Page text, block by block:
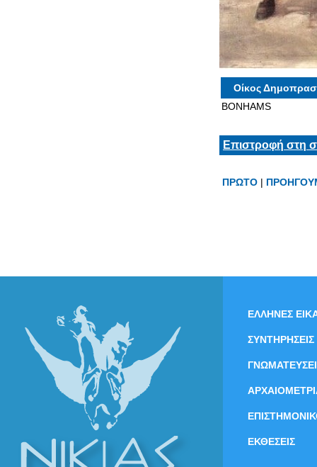
Οίκος
BONHAMS
Επιστροφή στη
ΠΡΩΤΟ |
ΕΛΛΗΝΕΣ
ΣΥΝΤΗΡΗΣΕΙΣ
ΕΚΘΕΣΕΙΣ